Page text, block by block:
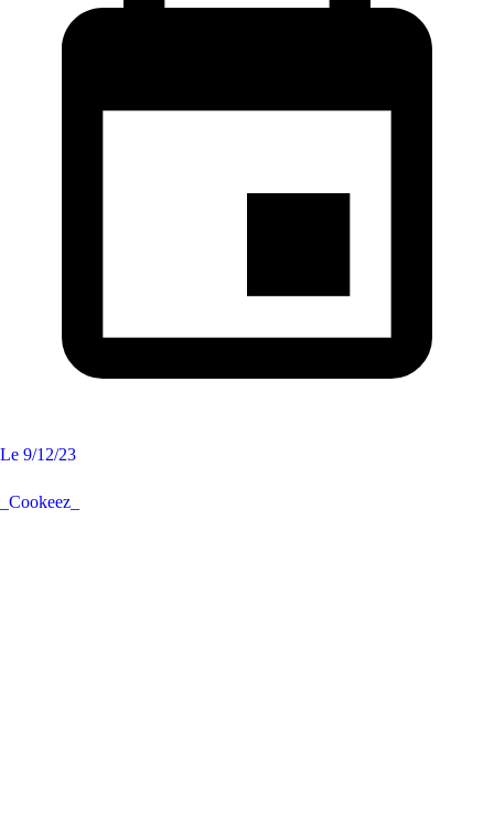
Le 9/12/23
_Cookeez_